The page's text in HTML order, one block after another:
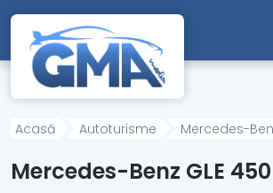
Mergi direct la conținutul principal
Acasă Autoturisme Mercedes-
Mercedes-Benz GLE